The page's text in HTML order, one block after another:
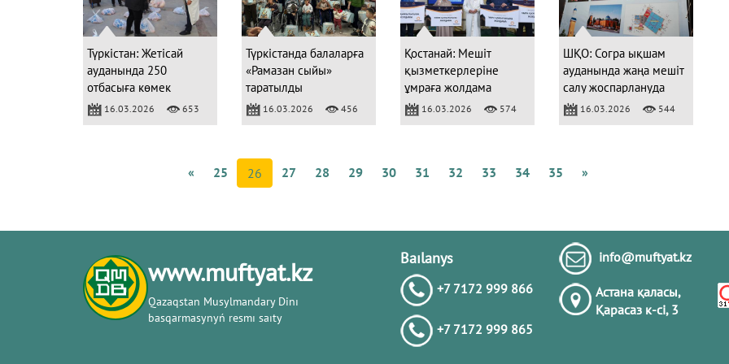
Түркістан: Жетісай
ауданында 250
отбасыға көмек
көрсетілді
16.03.2026 653
Түркістанда балаларға
«Рамазан сыйы»
таратылды
16.03.2026 456
Қостанай: Мешіт
қызметкерлеріне
ұмраға жолдама
табысталды
16.03.2026 574
ШҚО: Согра ықшам
ауданында жаңа мешіт
салу жоспарлануда
16.03.2026 544
« 25 26 27 28 29 30 31 32 33 34 35 »
www.muftyat.kz
Qazaqstan Musylmandary Dіnı
basqarmasynyń resmı saıty
Baılanys
+7 7172 999 866
+7 7172 999 865
info@muftyat.kz
Астана қаласы,
Қарасаз к-сi, 3